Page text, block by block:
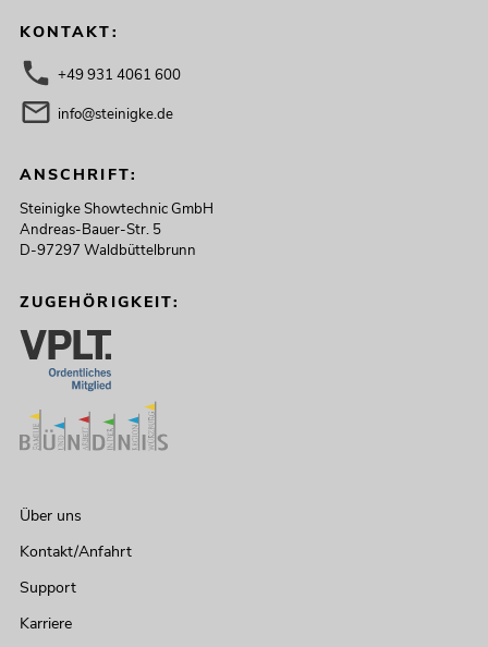
KONTAKT:
+49 931 4061 600
info@steinigke.de
ANSCHRIFT:
Steinigke Showtechnic GmbH
Andreas-Bauer-Str. 5
D-97297 Waldbüttelbrunn
ZUGEHÖRIGKEIT:
Über uns
Kontakt/Anfahrt
Support
Karriere